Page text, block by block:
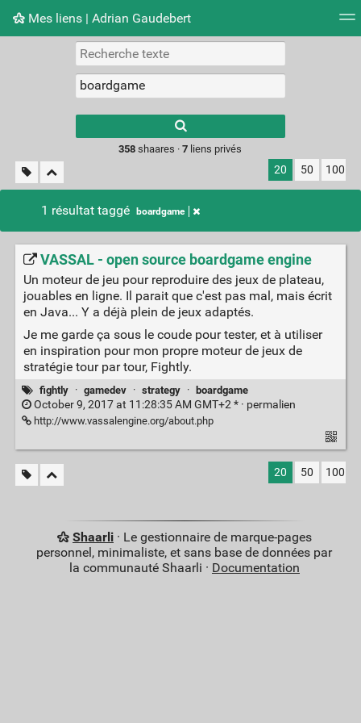
Mes liens | Adrian Gaudebert
Nuage de tags Mur d'images
results.
358 shaares ·7 liens privés
20 50 100
1 résultat taggé boardgame
VASSAL - open source boardgame engine
Un moteur de jeu pour reproduire des jeux de plateau,
jouables en ligne. Il parait que c'est pas mal, mais écrit
en Java... Y a déjà plein de jeux adaptés.
Je me garde ça sous le coude pour tester, et à utiliser
en inspiration pour mon propre moteur de jeux de
stratégie tour par tour, Fightly.
fightly · gamedev · strategy · boardgame
October 9, 2017 at 11:28:35 AM GMT+2 * · permalien
http://www.vassalengine.org/about.php
20 50 100
Shaarli· Le gestionnaire de marque-pages
personnel, minimaliste, et sans base de données par
la communauté Shaarli · Documentation